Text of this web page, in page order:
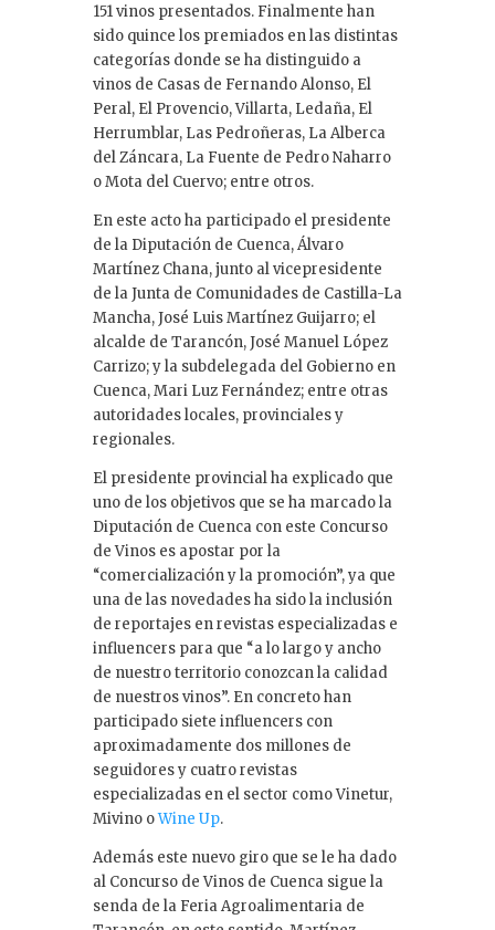
151 vinos presentados. Finalmente han
sido quince los premiados en las distintas
categorías donde se ha distinguido a
vinos de Casas de Fernando Alonso, El
Peral, El Provencio, Villarta, Ledaña, El
Herrumblar, Las Pedroñeras, La Alberca
del Záncara, La Fuente de Pedro Naharro
o Mota del Cuervo; entre otros.
En este acto ha participado el presidente
de la Diputación de Cuenca, Álvaro
Martínez Chana, junto al vicepresidente
de la Junta de Comunidades de Castilla-La
Mancha, José Luis Martínez Guijarro; el
alcalde de Tarancón, José Manuel López
Carrizo; y la subdelegada del Gobierno en
Cuenca, Mari Luz Fernández; entre otras
autoridades locales, provinciales y
regionales.
El presidente provincial ha explicado que
uno de los objetivos que se ha marcado la
Diputación de Cuenca con este Concurso
de Vinos es apostar por la
“comercialización y la promoción”, ya que
una de las novedades ha sido la inclusión
de reportajes en revistas especializadas e
influencers para que “a lo largo y ancho
de nuestro territorio conozcan la calidad
de nuestros vinos”. En concreto han
participado siete influencers con
aproximadamente dos millones de
seguidores y cuatro revistas
especializadas en el sector como Vinetur,
Mivino oWine Up.
Además este nuevo giro que se le ha dado
al Concurso de Vinos de Cuenca sigue la
senda de la Feria Agroalimentaria de